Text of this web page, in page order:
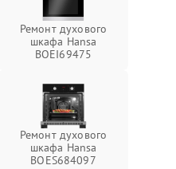
Ремонт духового
шкафа Hansa
BOEI69475
Ремонт духового
шкафа Hansa
BOES684097